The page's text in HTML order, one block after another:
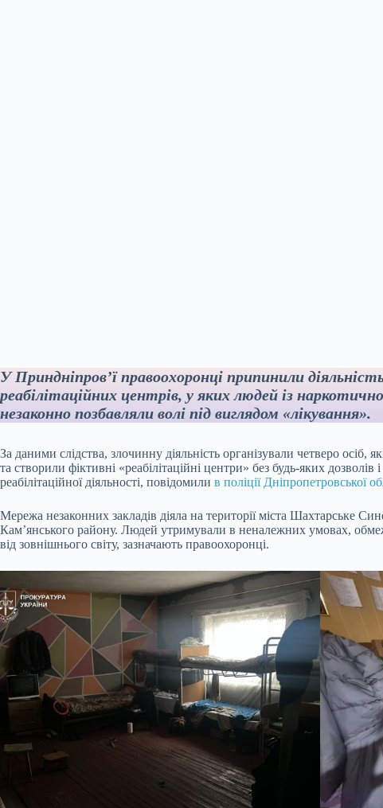
У Приндніпров’ї правоохоронці припинили
реабілітаційних центрів, у яких людей із
незаконно позбавляли волі під виглядом «лікування».
За даними слідства, злочинну діяльність організували четверо осіб,
та створили фіктивні «реабілітаційні центри» без будь-яких дозволів
реабілітаційної діяльності, повідомили в поліції Дніпропетровської
Мережа незаконних закладів діяла на території міста Шахтарське
Кам’янського району. Людей утримували в неналежних умовах,
від зовнішнього світу, зазначають правоохоронці.